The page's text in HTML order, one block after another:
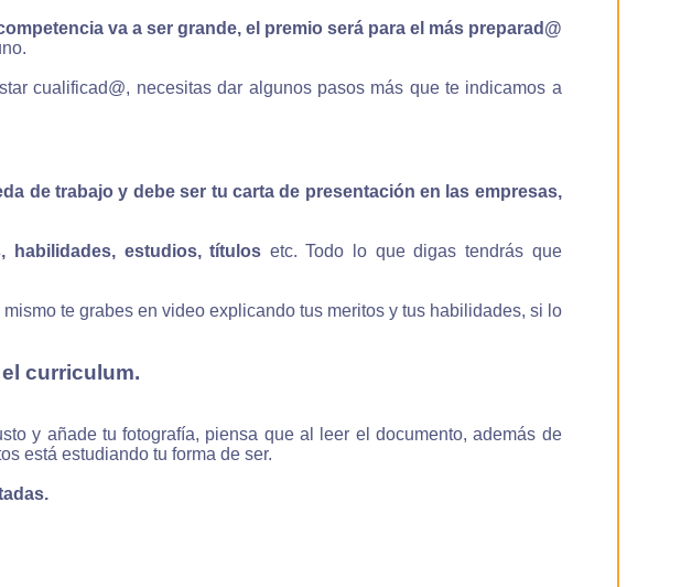
va a ser grande, el premio será para el más preparad@
cualificad@, necesitas dar algunos pasos más que te indicamos a
de trabajo y debe ser tu carta de presentación en las empresas,
habilidades, estudios, títulos etc. Todo lo que digas tendrás que
te grabes en video explicando tus meritos y tus habilidades, si lo
curriculum.
y añade tu fotografía, piensa que al leer el documento, además de
está estudiando tu forma de ser.